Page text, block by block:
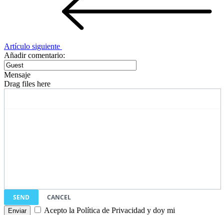
Artículo siguiente
Añadir comentario:
Mensaje
Drag files here
SEND
CANCEL
Acepto la Política de Privacidad y doy mi